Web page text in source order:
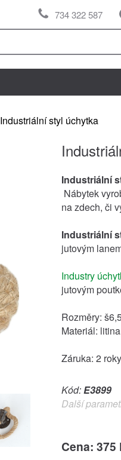
734 322 587
Industriální styl úchytka
Industriální
Nábytek
na zdech, či
Industriální
jutovým
Industry
jutovým
Rozměry:
Materiál:
Záruka: 2 roky
Kód:E3899
Další
Cena: 375